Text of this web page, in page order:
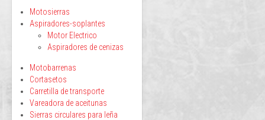
Motosierras
Aspiradores-soplantes
Motor Electrico
Aspiradores de cenizas
Motobarrenas
Cortasetos
Carretilla de transporte
Vareadora de aceitunas
Sierras circulares para leña